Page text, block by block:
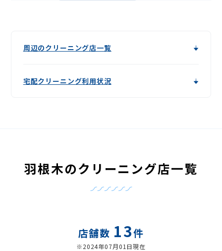
周辺のクリーニング店一覧
宅配クリーニング利用状況
羽根木のクリーニング店一覧
店舗数 13件
※2024年07月01日現在